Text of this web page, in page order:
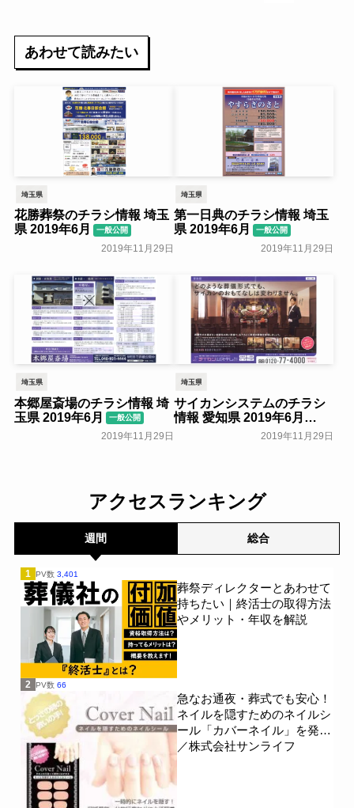
あわせて読みたい
埼玉県
花勝葬祭のチラシ情報 埼玉
県 2019年6月
一般公開
2019年11月29日
埼玉県
第一日典のチラシ情報 埼玉
県 2019年6月
一般公開
2019年11月29日
埼玉県
本郷屋斎場のチラシ情報 埼
玉県 2019年6月
一般公開
2019年11月29日
埼玉県
サイカンシステムのチラシ
情報 愛知県 2019年6月
2019年11月29日
アクセスランキング
週間 総合
1 PV数 3,401
葬祭ディレクターとあわせて
持ちたい｜終活士の取得方法
やメリット・年収を解説
2 PV数 66
急なお通夜・葬式でも安心！
ネイルを隠すためのネイルシ
ール「カバーネイル」を発売
／株式会社サンライフ